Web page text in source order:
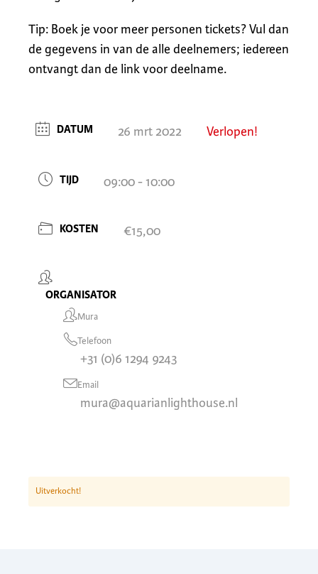
Tip: Boek je voor meer personen tickets? Vul dan
de gegevens in van de alle deelnemers; iedereen
ontvangt dan de link voor deelname.
DATUM 26 mrt 2022 Verlopen!
TIJD 09:00 - 10:00
KOSTEN €15,00
ORGANISATOR
Mura
Telefoon
+31 (0)6 1294 9243
Email
mura@aquarianlighthouse.nl
Uitverkocht!